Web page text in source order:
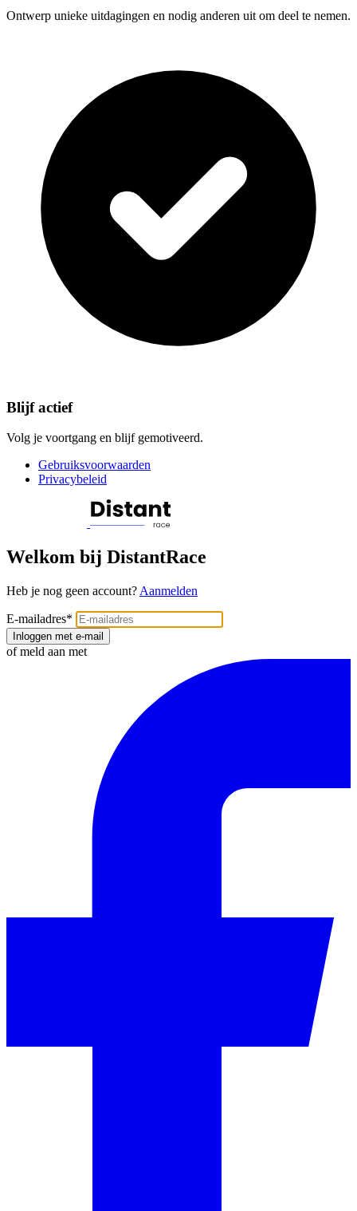
Ontwerp unieke uitdagingen en nodig anderen uit om deel te nemen.
Blijf actief
Volg je voortgang en blijf gemotiveerd.
Gebruiksvoorwaarden
Privacybeleid
Welkom bij DistantRace
Heb je nog geen account? Aanmelden
E-mailadres*
Inloggen met e-mail
of meld aan met